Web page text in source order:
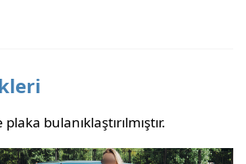
bulanıklaştırılmıştır.